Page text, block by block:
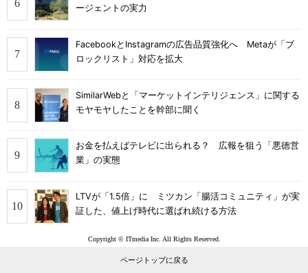
ージェントの実力
FacebookとInstagramの広告品質強化へ Metaが「ブ
ロックリスト」対応を拡大
SimilarWebと「マーケットインテリジェンス」に関する
モヤモヤしたことを幹部に聞く
お金を払えばテレビに出られる？ 広報を狙う「悪徳営
業」の実態
LTVが「1.5倍」に ミツカン「腸活コミュニティ」が実
証した、値上げ時代に選ばれ続ける方法
Copyright © ITmedia Inc. All Rights Reserved.
ページトップに戻る